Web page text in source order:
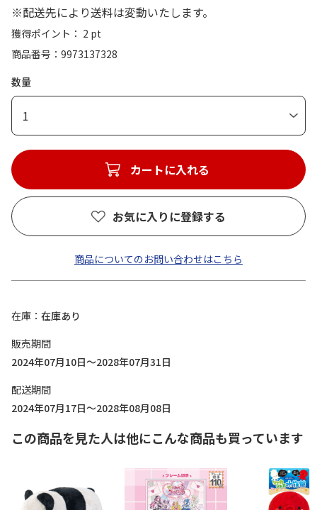
※配送先により送料は変動いたします。
獲得ポイント： 2 pt
商品番号
9973137328
数量
1
カートに入れる
お気に入りに登録する
商品についてのお問い合わせはこちら
在庫
在庫あり
販売期間
2024年07月10日～2028年07月31日
配送期間
2024年07月17日～2028年08月08日
この商品を見た人は他にこんな商品も買っています